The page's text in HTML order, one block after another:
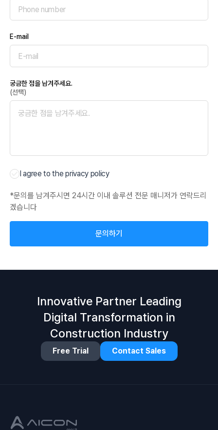
E-mail
궁금한 점을 남겨주세요.
(선택)
I agree to the privacy policy
*문의를 남겨주시면 24시간 이내 솔루션 전문 매니저가 연락드리
겠습니다
문의하기
Innovative Partner Leading
Digital Transformation in
Construction Industry
Free Trial Contact Sales